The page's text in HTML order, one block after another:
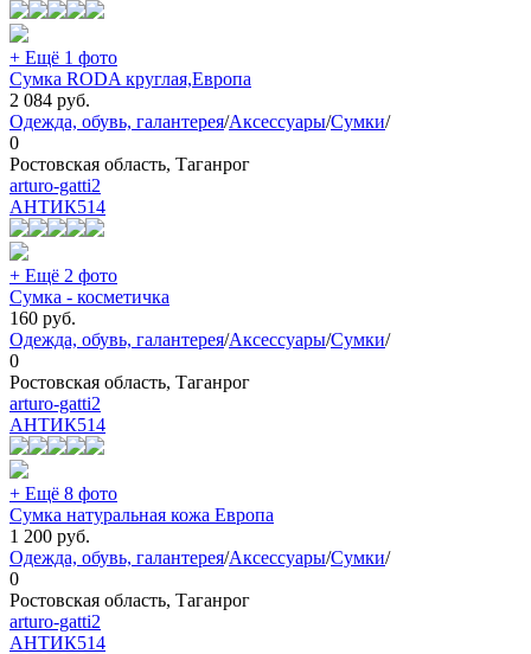
+ Ещё 1 фото
Сумка RODA круглая,Европа
2 084 руб.
Одежда, обувь, галантерея/Аксессуары/Сумки/
0
Ростовская область, Таганрог
arturo-gatti2
АНТИК514
+ Ещё 2 фото
Сумка - косметичка
160 руб.
Одежда, обувь, галантерея/Аксессуары/Сумки/
0
Ростовская область, Таганрог
arturo-gatti2
АНТИК514
+ Ещё 8 фото
Сумка натуральная кожа Европа
1 200 руб.
Одежда, обувь, галантерея/Аксессуары/Сумки/
0
Ростовская область, Таганрог
arturo-gatti2
АНТИК514